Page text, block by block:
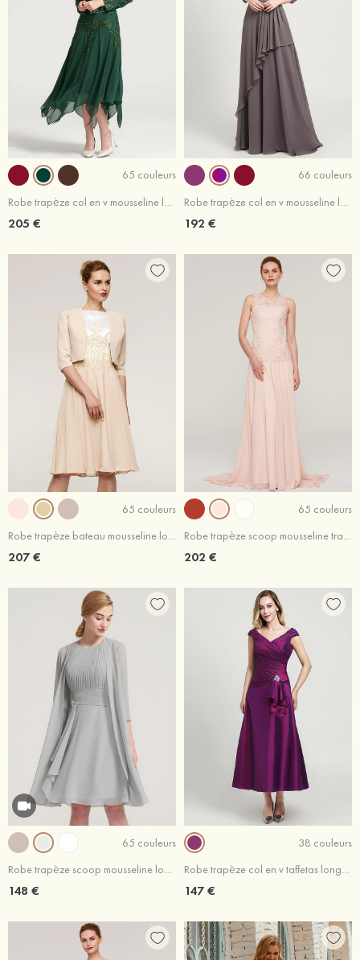
65 couleurs
Robe trapèze col en v mousseline longueur mollet robe de mère de la mariée avec appliqué perle veste
205 €
66 couleurs
Robe trapèze col en v mousseline longueur ras du sol robe de mère de la mariée avec perle dentelle plissé paillettes
192 €
65 couleurs
Robe trapèze bateau mousseline longueur genou robe de mère de la mariée avec appliqué veste
207 €
65 couleurs
Robe trapèze scoop mousseline traîne cour robe de mère de la mariée avec perle dentelle
202 €
65 couleurs
Robe trapèze scoop mousseline longueur genou robe de mère de la mariée avec perle plissé veste
148 €
38 couleurs
Robe trapèze col en v taffetas longueur mollet robe de mère de la mariée avec perle plissé
147 €